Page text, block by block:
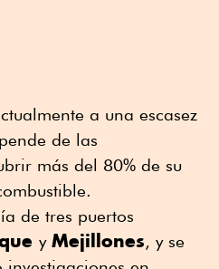
a una escasez
de las
más del 80% de su
de tres puertos
y Mejillones, y se